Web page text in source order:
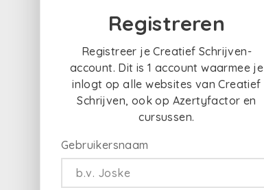
Registreren
Registreer je Creatief Schrijven-
account. Dit is 1 account waarmee je
inlogt op alle websites van Creatief
Schrijven, ook op Azertyfactor en
cursussen.
Gebruikersnaam